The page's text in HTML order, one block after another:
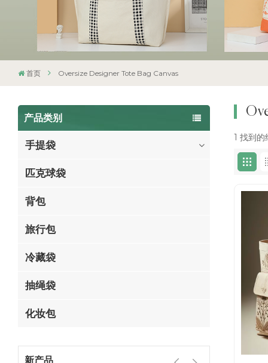
首页 Oversize Designer Tote Bag Canvas
产品类别
手提袋
匹克球袋
背包
旅行包
冷藏袋
抽绳袋
化妆包
新产品
1 找到